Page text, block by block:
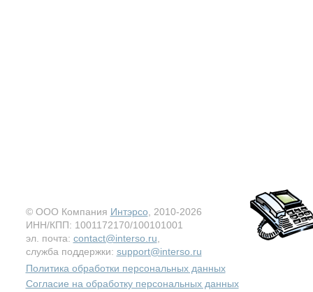
© ООО Компания Интэрсо , 2010-2026
ИНН/КПП: 1001172170/100101001
эл. почта: contact@interso.ru
служба поддержки: support@interso.ru
Политика обработки персональных данных
Согласие на обработку персональных данных